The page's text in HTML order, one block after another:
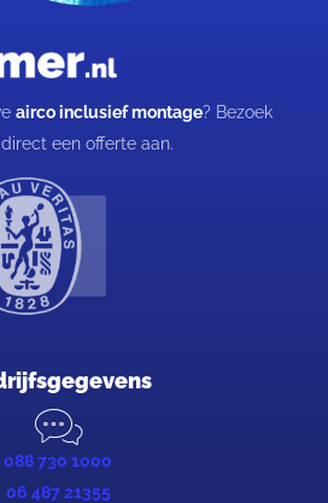
airco inclusief montage? Bezoek
een offerte aan.
088 730 1000
06 487 21355